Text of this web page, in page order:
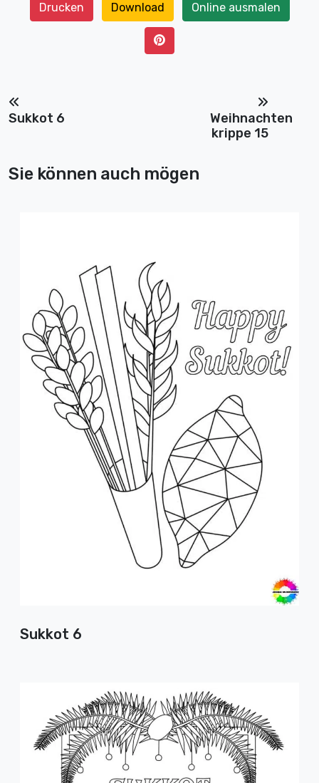
Drucken Download Online ausmalen
Sukkot 6
Weihnachten
krippe 15
Sie können auch mögen
Sukkot 6